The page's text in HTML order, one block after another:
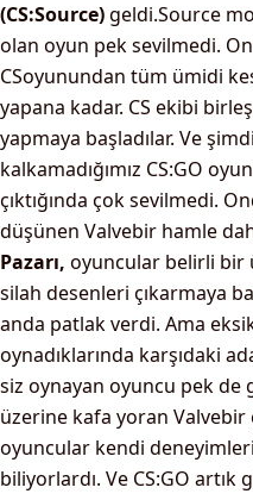
(CS:Source)geldi.Source
olan oyun pek sevilmedi.
CSoyunundan tüm ümidi
yapana kadar. CS ekibi
yapmaya başladılar. Ve
kalkamadığımız CS:GO
çıktığında çok sevilmedi.
düşünen Valvebir hamle
Pazarı, oyuncular belirli bir
silah desenleri çıkarmaya
anda patlak verdi. Ama
oynadıklarında karşıdaki
siz oynayan oyuncu pek de
üzerine kafa yoran
oyuncular kendi
biliyorlardı. Ve CS:GO